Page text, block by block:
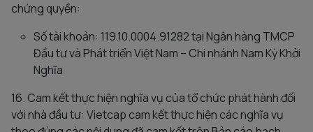
chứng quyền:
Số tài khoản: 119.10.0004.91282 tại Ngân hàng TMCP
Đầu tư và Phát triển Việt Nam – Chi nhánh Nam Kỳ Khởi
Nghĩa
16. Cam kết thực hiện nghĩa vụ của tổ chức phát hành đối
với nhà đầu tư: Vietcap cam kết thực hiện các nghĩa vụ